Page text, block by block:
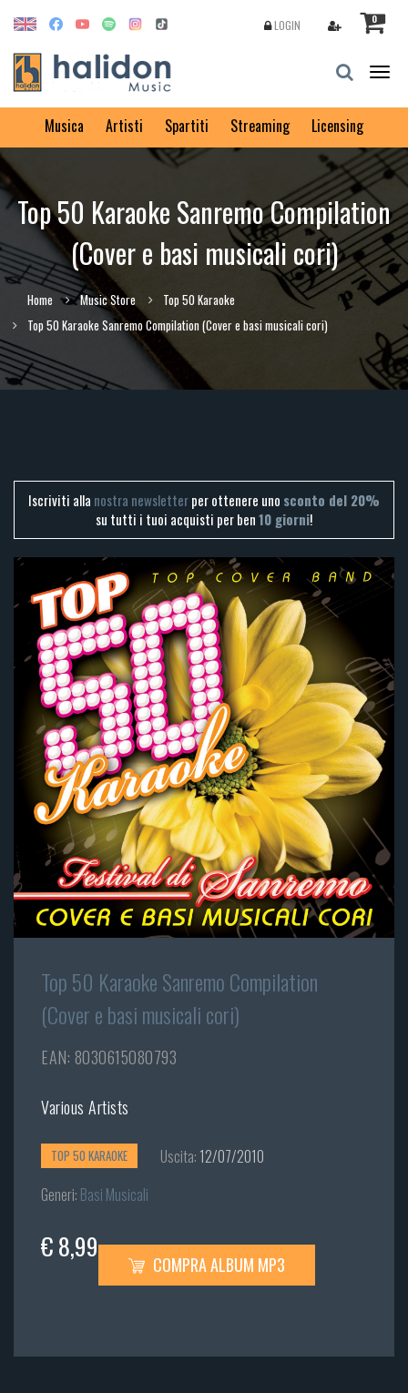
0
LOGIN
Musica Artisti Spartiti Streaming Licensing
Top 50 Karaoke Sanremo Compilation
(Cover e basi musicali cori)
Home Music Store
Top 50 Karaoke
Top 50 Karaoke Sanremo Compilation (Cover e basi musicali cori)
Iscriviti alla nostra newsletterper ottenere uno sconto del 20%
su tutti i tuoi acquisti per ben10 giorni!
Top 50 Karaoke Sanremo Compilation
(Cover e basi musicali cori)
EAN: 8030615080793
Various Artists
TOP 50 KARAOKE Uscita: 12/07/2010
Generi: Basi Musicali
€ 8,99
COMPRA ALBUM MP3